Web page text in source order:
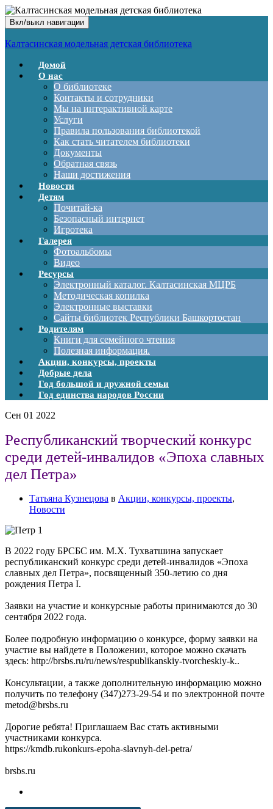
Вкл/выкл навигации
Калтасинская модельная детская библиотека
Домой
О нас
О библиотеке
Контакты и сотрудники
Мы на интерактивной карте
Услуги
Правила пользования библиотекой
Как стать читателем библиотеки
Документы
Обратная связь
Наши достижения
Новости
Детям
Почитай-ка
Безопасный интернет
Игротека
Галерея
Фотоальбомы
Видео
Ресурсы
Электронный каталог. Калтасинская МЦРБ
Методическая копилка
Электронные выставки
Сайты библиотек Республики Башкортостан
Родителям
Книги для семейного чтения
Полезная информация.
Акции, конкурсы, проекты
Добрые дела
Год большой и дружной семьи
Год единства народов России
Сен 01 2022
Республиканский творческий конкурс
среди детей-инвалидов «Эпоха славных
дел Петра»
Татьяна Кузнецова в Акции, конкурсы, проекты,
Новости
В 2022 году БРСБС им. М.Х. Тухватшина запускает
республиканский конкурс среди детей-инвалидов «Эпоха
славных дел Петра», посвященный 350-летию со дня
рождения Петра I.
Заявки на участие и конкурсные работы принимаются до 30
сентября 2022 года.
Более подробную информацию о конкурсе, форму заявки на
участие вы найдете в Положении, которое можно скачать
здесь: http://brsbs.ru/ru/news/respublikanskiy-tvorcheskiy-k..
Консультации, а также дополнительную информацию можно
получить по телефону (347)273-29-54 и по электронной почте
metod@brsbs.ru
Дорогие ребята! Приглашаем Вас стать активными
участниками конкурса.
https://kmdb.rukonkurs-epoha-slavnyh-del-petra/
brsbs.ru